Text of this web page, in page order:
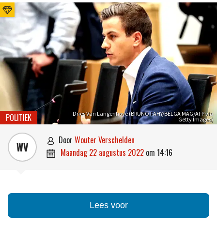
Dries Van Langenhove (BRUNO FAHY/BELGA MAG/AFP via
Getty Images)
POLITIEK
WV  door Wouter Verschelden
 maandag 22 augustus 2022 om 14:16
Lees voor